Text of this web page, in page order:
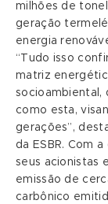
milhões de
geração
energia
“Tudo isso
matriz
socioambiental,
como esta,
gerações”,
da ESBR. Com
seus acionistas
emissão de
carbônico